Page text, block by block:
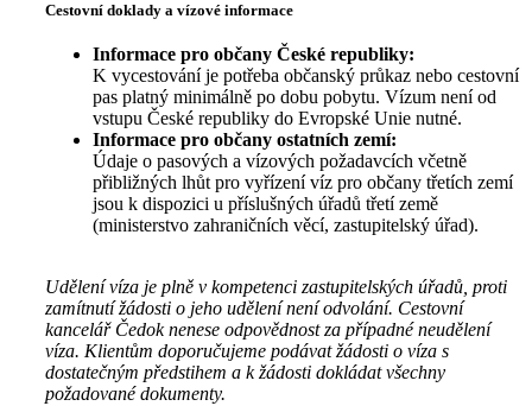
Cestovní doklady a vízové informace
Informace pro občany České republiky:
K vycestování je potřeba občanský průkaz nebo cestovní
pas platný minimálně po dobu pobytu. Vízum není od
vstupu České republiky do Evropské Unie nutné.
Informace pro občany ostatních zemí:
Údaje o pasových a vízových požadavcích včetně
přibližných lhůt pro vyřízení víz pro občany třetích zemí
jsou k dispozici u příslušných úřadů třetí země
(ministerstvo zahraničních věcí, zastupitelský úřad).
Udělení víza je plně v kompetenci zastupitelských úřadů, proti
zamítnutí žádosti o jeho udělení není odvolání. Cestovní
kancelář Čedok nenese odpovědnost za případné neudělení
víza. Klientům doporučujeme podávat žádosti o víza s
dostatečným předstihem a k žádosti dokládat všechny
požadované dokumenty.